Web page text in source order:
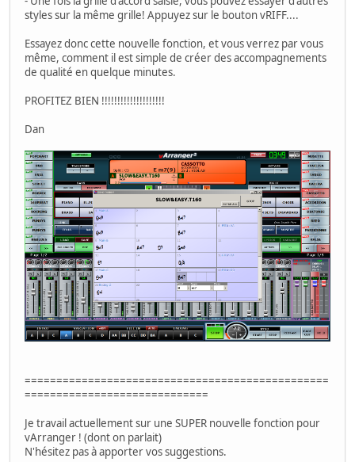
styles sur la même grille! Appuyez sur le bouton vRIFF....
Essayez donc cette nouvelle fonction, et vous verrez par vous
même, comment il est simple de créer des accompagnements
de qualité en quelque minutes.
PROFITEZ BIEN !!!!!!!!!!!!!!!!!!!!
Dan
================================================
=============================
Je travail actuellement sur une SUPER nouvelle fonction pour
vArranger ! (dont on parlait)
N'hésitez pas à apporter vos suggestions.